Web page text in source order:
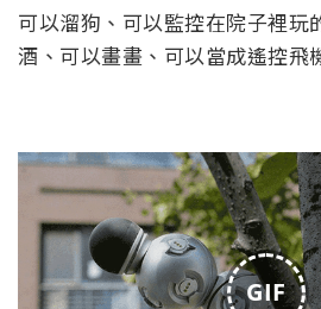
可以溜狗、可以監控在院子裡玩
酒、可以畫畫、可以當成遙控飛
GIF